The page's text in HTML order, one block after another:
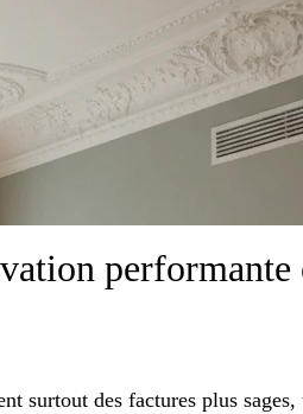
surtout des factures plus